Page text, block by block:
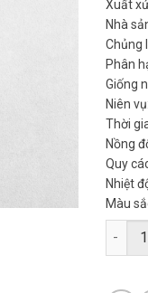
Xuất
Nhà
Chủng
Phân
Giống
Niên
Thời
Nồng
Quy
Nhiệt
Màu